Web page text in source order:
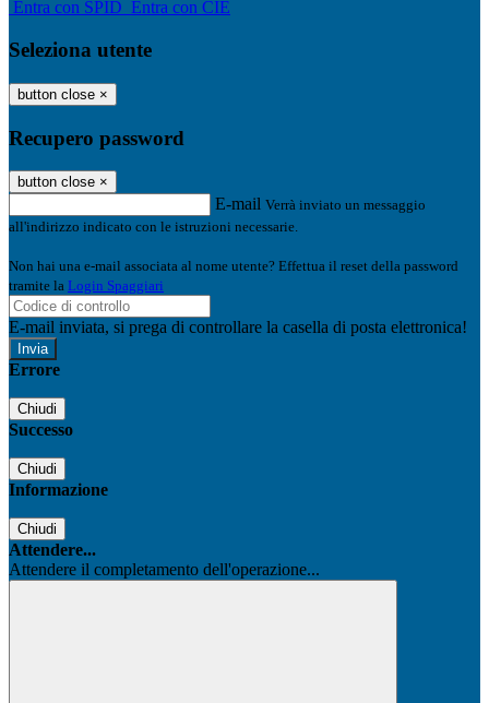
Entra con SPID Entra con CIE
Seleziona utente
button close ×
Recupero password
button close ×
E-mail Verrà inviato un messaggio
all'indirizzo indicato con le istruzioni necessarie.
Non hai una e-mail associata al nome utente? Effettua il reset della password
tramite la Login Spaggiari
E-mail inviata, si prega di controllare la casella di posta elettronica!
Errore
Chiudi
Successo
Chiudi
Informazione
Chiudi
Attendere...
Attendere il completamento dell'operazione...